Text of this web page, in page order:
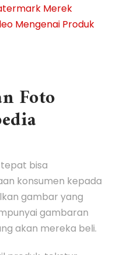
Merek
Mengenai Produk
Foto
bisa
konsumen kepada
gambar yang
gambaran
akan mereka beli.